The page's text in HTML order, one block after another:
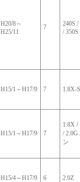
H20/8～
H25/11
7
240S
/ 350S
H15/1～H17/9 7 1.8X-
H15/1～H17/9 7
1.8X /
/
ン
H15/4～H17/9 6 2.0Z